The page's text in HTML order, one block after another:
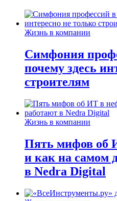
Жизнь в компании
Симфония
почему здесь
строителям
Жизнь в компании
Пять мифов об
и как на самом
в Nedra Digital